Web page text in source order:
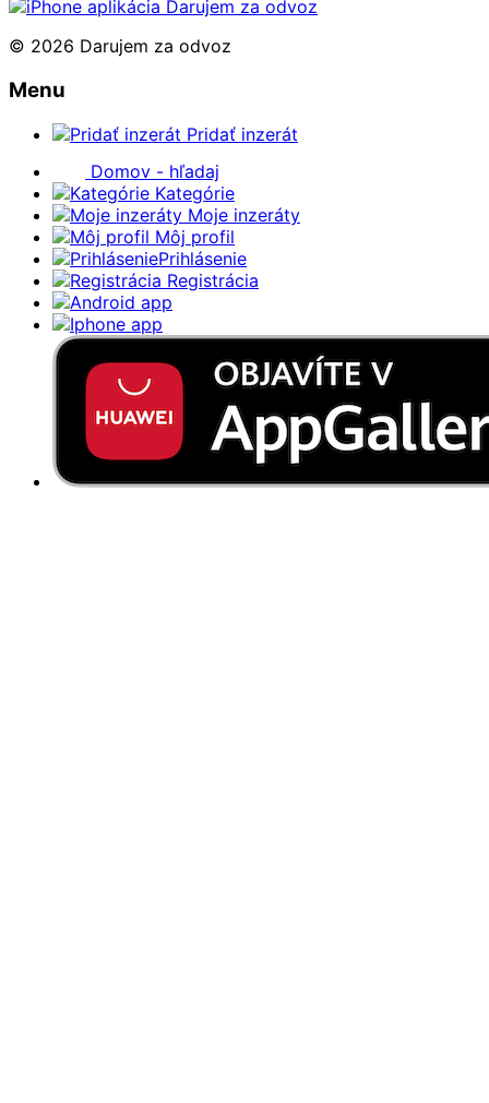
© 2026 Darujem za odvoz
Menu
Pridať inzerát
Domov - hľadaj
Kategórie
Moje inzeráty
Môj profil
Prihlásenie
Registrácia